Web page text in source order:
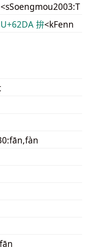
<sSoengmou2003:T
U+62DA 拚<kFenn